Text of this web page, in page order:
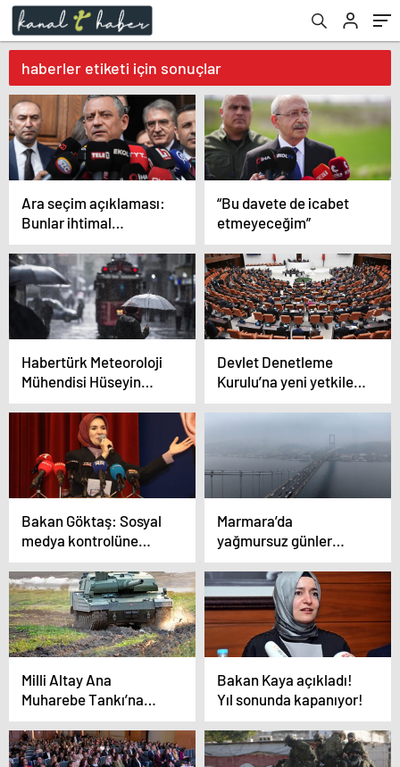
haberler etiketi için sonuçlar
Ara seçim açıklaması:
Bunlar ihtimal
dahilinde
“Bu davete de icabet
etmeyeceğim”
Habertürk Meteoroloji
Mühendisi Hüseyin
Öztel bayramdaki hava
durumunu kaleme aldı
Devlet Denetleme
Kurulu’na yeni yetkileri
içeren teklif TBMM’de
kabul edildi
Bakan Göktaş: Sosyal
medya kontrolüne
yönelik önemli
çalışmaları başlattık
Marmara’da
yağmursuz günler
sürecek!
Milli Altay Ana
Muharebe Tankı’na
motor Ukrayna’da
bulundu!
Bakan Kaya açıkladı!
Yıl sonunda kapanıyor!